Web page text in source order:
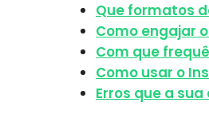
Que formatos
Como engajar
Com que
Como usar o
Erros que a